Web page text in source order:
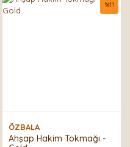
ÖZBALA
Ahşap Hakim Tokmağı -
%11